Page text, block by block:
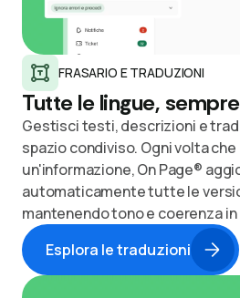
FRASARIO E TRADUZIONI
Tutte le lingue,
Gestisci testi, descrizioni e
spazio condiviso. Ogni volta
un'informazione, On Page®
automaticamente tutte le
mantenendo tono e coerenza
Esplora le traduzioni